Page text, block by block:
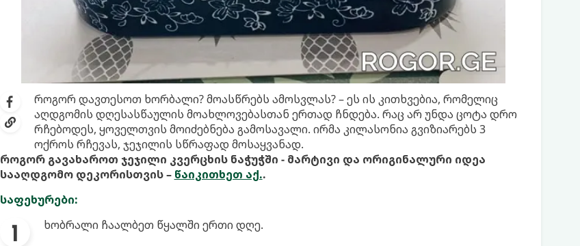
როგორ დავთესოთ ხორბალი? მოასწრებს ამოსვლას? – ეს ის კითხვებია, რომელიც
აღდგომის დღესასწაულის მოახლოვებასთან ერთად ჩნდება. რაც არ უნდა ცოტა დრო
რჩებოდეს, ყოველთვის მოიძებნება გამოსავალი. ირმა კილასონია გვიზიარებს 3
ოქროს რჩევას, ჯეჯილის სწრაფად მოსაყვანად.
როგორ გავახაროთ ჯეჯილი კვერცხის ნაჭუჭში - მარტივი და ორიგინალური იდეა
სააღდგომო დეკორისთვის – წაიკითხეთ აქ..
საფეხურები:
ხობრალი ჩაალბეთ წყალში ერთი დღე.